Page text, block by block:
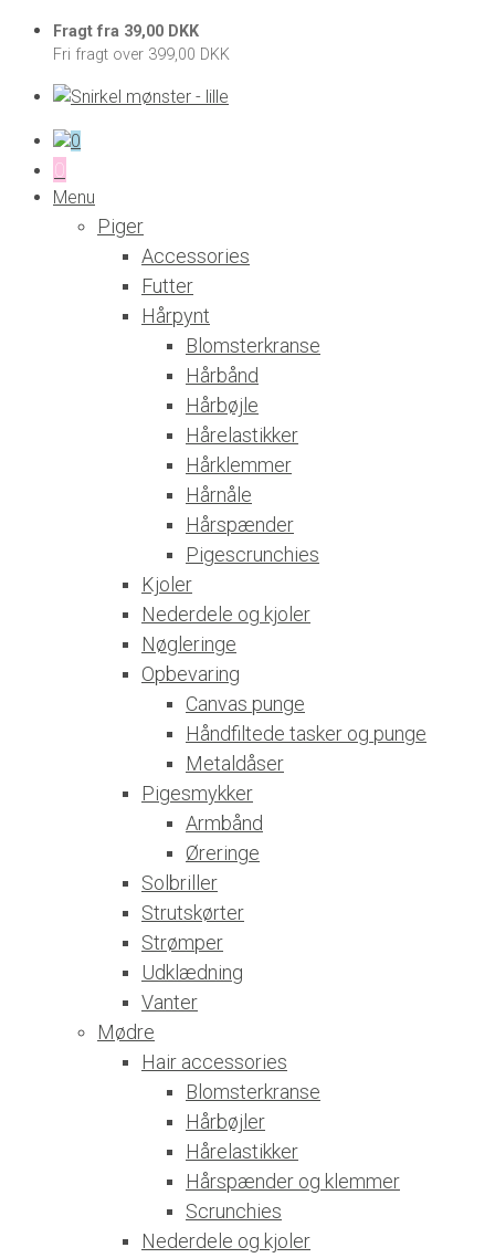
Fragt fra 39,00 DKK
Fri fragt over 399,00 DKK
0
0
Menu
Piger
Accessories
Futter
Hårpynt
Blomsterkranse
Hårbånd
Hårbøjle
Hårelastikker
Hårklemmer
Hårnåle
Hårspænder
Pigescrunchies
Kjoler
Nederdele og kjoler
Nøgleringe
Opbevaring
Canvas punge
Håndfiltede tasker og punge
Metaldåser
Pigesmykker
Armbånd
Øreringe
Solbriller
Strutskørter
Strømper
Udklædning
Vanter
Mødre
Hair accessories
Blomsterkranse
Hårbøjler
Hårelastikker
Hårspænder og klemmer
Scrunchies
Nederdele og kjoler